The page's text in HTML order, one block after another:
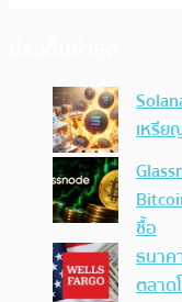
เหรีย
ซื้อ
ธนาค
ตลาด